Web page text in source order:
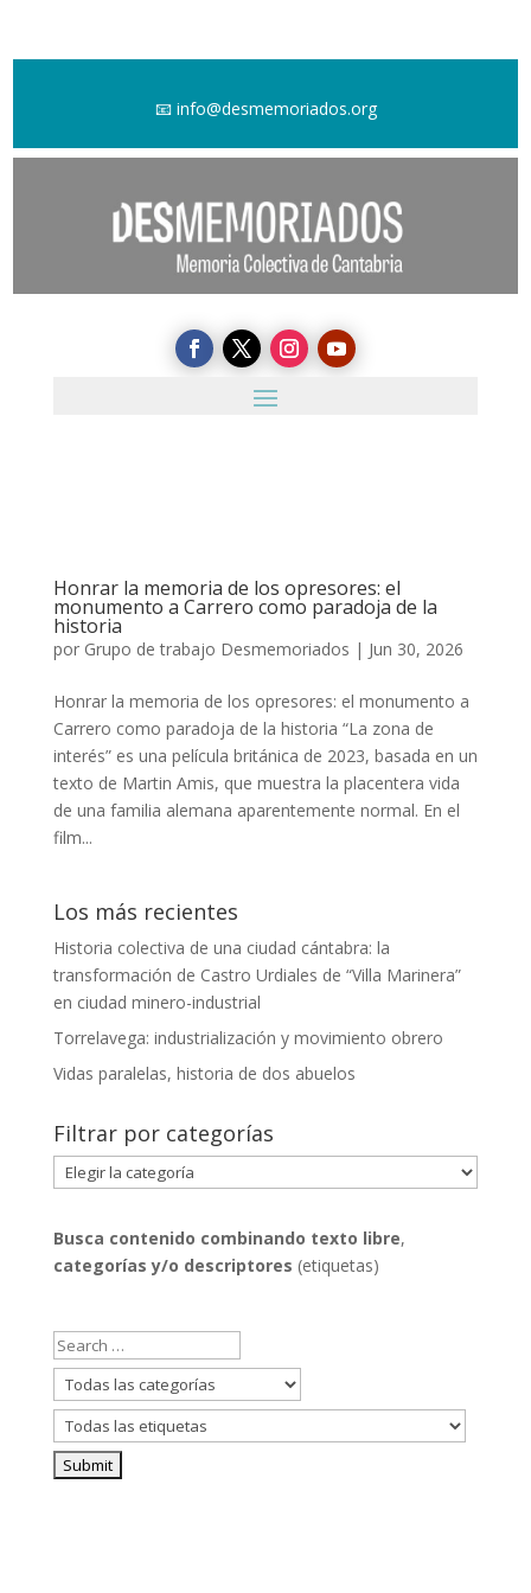
📧 info@desmemoriados.org
Honrar la memoria de los opresores: el
monumento a Carrero como paradoja de la
historia
por Grupo de trabajo Desmemoriados | Jun 30, 2026
Honrar la memoria de los opresores: el monumento a
Carrero como paradoja de la historia “La zona de
interés” es una película británica de 2023, basada en un
texto de Martin Amis, que muestra la placentera vida
de una familia alemana aparentemente normal. En el
film...
Los más recientes
Historia colectiva de una ciudad cántabra: la
transformación de Castro Urdiales de “Villa Marinera”
en ciudad minero-industrial
Torrelavega: industrialización y movimiento obrero
Vidas paralelas, historia de dos abuelos
Filtrar por categorías
Filtrar
por
Busca contenido combinando texto libre,
categorías y/o descriptores (etiquetas)